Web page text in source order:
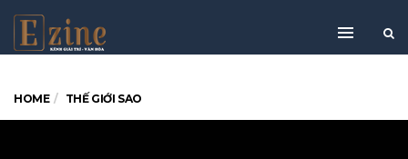
HOME THẾ GIỚI SAO